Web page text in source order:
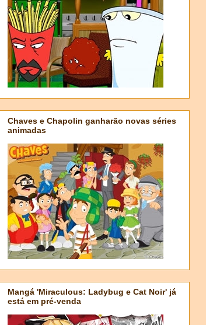
Chaves e Chapolin ganharão novas séries
animadas
Mangá 'Miraculous: Ladybug e Cat Noir' já
está em pré-venda